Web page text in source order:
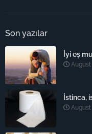
Son yazılar
İyi eş
August
İstinca,
August